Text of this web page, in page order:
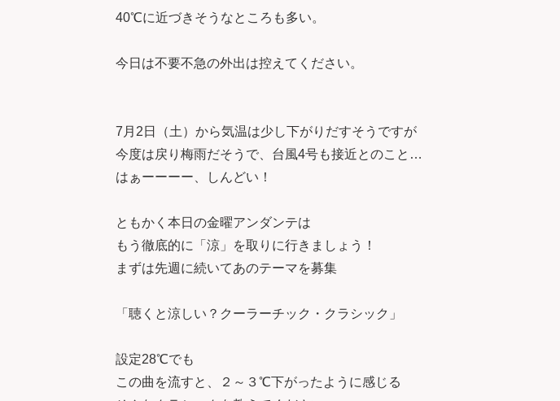
40℃に近づきそうなところも多い。
今日は不要不急の外出は控えてください。
7月2日（土）から気温は少し下がりだすそうですが
今度は戻り梅雨だそうで、台風4号も接近とのこと…
はぁーーーー、しんどい！
ともかく本日の金曜アンダンテは
もう徹底的に「涼」を取りに行きましょう！
まずは先週に続いてあのテーマを募集
「聴くと涼しい？クーラーチック・クラシック」
設定28℃でも
この曲を流すと、２～３℃下がったように感じる